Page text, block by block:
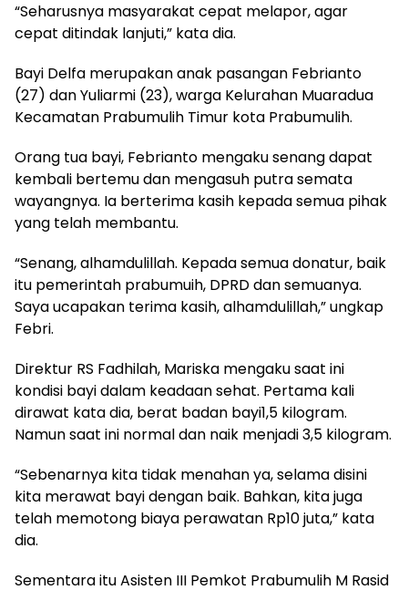
“Seharusnya masyarakat cepat melapor, agar
cepat ditindak lanjuti,” kata dia.
Bayi Delfa merupakan anak pasangan Febrianto
(27) dan Yuliarmi (23), warga Kelurahan Muaradua
Kecamatan Prabumulih Timur kota Prabumulih.
Orang tua bayi, Febrianto mengaku senang dapat
kembali bertemu dan mengasuh putra semata
wayangnya. Ia berterima kasih kepada semua pihak
yang telah membantu.
“Senang, alhamdulillah. Kepada semua donatur, baik
itu pemerintah prabumuih, DPRD dan semuanya.
Saya ucapakan terima kasih, alhamdulillah,” ungkap
Febri.
Direktur RS Fadhilah, Mariska mengaku saat ini
kondisi bayi dalam keadaan sehat. Pertama kali
dirawat kata dia, berat badan bayi1,5 kilogram.
Namun saat ini normal dan naik menjadi 3,5 kilogram.
“Sebenarnya kita tidak menahan ya, selama disini
kita merawat bayi dengan baik. Bahkan, kita juga
telah memotong biaya perawatan Rp10 juta,” kata
dia.
Sementara itu Asisten III Pemkot Prabumulih M Rasid